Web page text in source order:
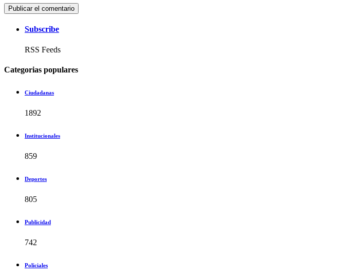
Subscribe
RSS Feeds
Categorias populares
Ciudadanas
1892
Institucionales
859
Deportes
805
Publicidad
742
Policiales